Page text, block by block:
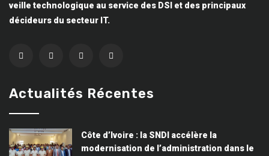
veille technologique au service des DSI et des principaux
décideurs du secteur IT.
Actualités Récentes
Côte d’Ivoire : la SNDI accélère la
modernisation de l’administration dans le